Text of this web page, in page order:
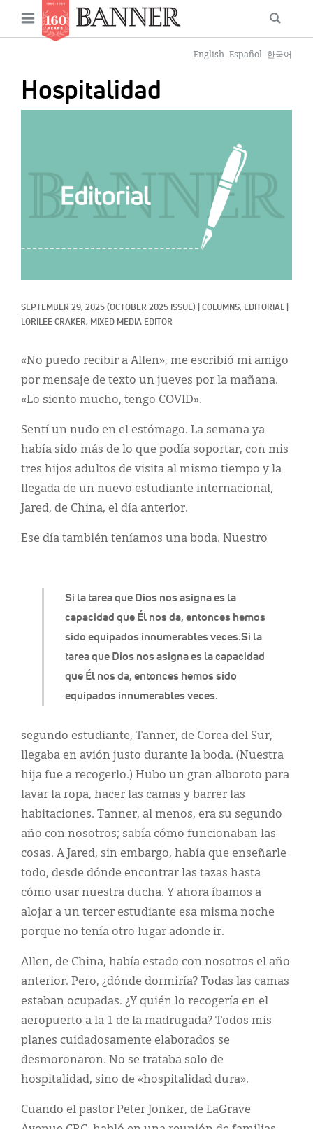
main
Open
English Español 한국어
Hospitalidad
SEPTEMBER 29, 2025 (OCTOBER 2025 ISSUE) COLUMNS, EDITORIAL
LORILEE CRAKER, MIXED MEDIA EDITOR
Si la tarea que Dios nos asigna es la
capacidad que Él nos da, entonces hemos
sido equipados innumerables veces.Si la
tarea que Dios nos asigna es la capacidad
que Él nos da, entonces hemos sido
equipados innumerables veces.
«No puedo recibir a Allen», me escribió mi amigo
por mensaje de texto un jueves por la mañana.
«Lo siento mucho, tengo COVID».
Sentí un nudo en el estómago. La semana ya
había sido más de lo que podía soportar, con mis
tres hijos adultos de visita al mismo tiempo y la
llegada de un nuevo estudiante internacional,
Jared, de China, el día anterior.
Ese día también teníamos una boda. Nuestro
segundo estudiante, Tanner, de Corea del Sur,
llegaba en avión justo durante la boda. (Nuestra
hija fue a recogerlo.) Hubo un gran alboroto para
lavar la ropa, hacer las camas y barrer las
habitaciones. Tanner, al menos, era su segundo
año con nosotros; sabía cómo funcionaban las
cosas. A Jared, sin embargo, había que enseñarle
todo, desde dónde encontrar las tazas hasta
cómo usar nuestra ducha. Y ahora íbamos a
alojar a un tercer estudiante esa misma noche
porque no tenía otro lugar adonde ir.
Allen, de China, había estado con nosotros el año
anterior. Pero, ¿dónde dormiría? Todas las camas
estaban ocupadas. ¿Y quién lo recogería en el
aeropuerto a la 1 de la madrugada? Todos mis
planes cuidadosamente elaborados se
desmoronaron. No se trataba solo de
hospitalidad, sino de «hospitalidad dura».
Cuando el pastor Peter Jonker, de LaGrave
Main
navigation
News
Features
As I Was Saying
About
한국어
Español